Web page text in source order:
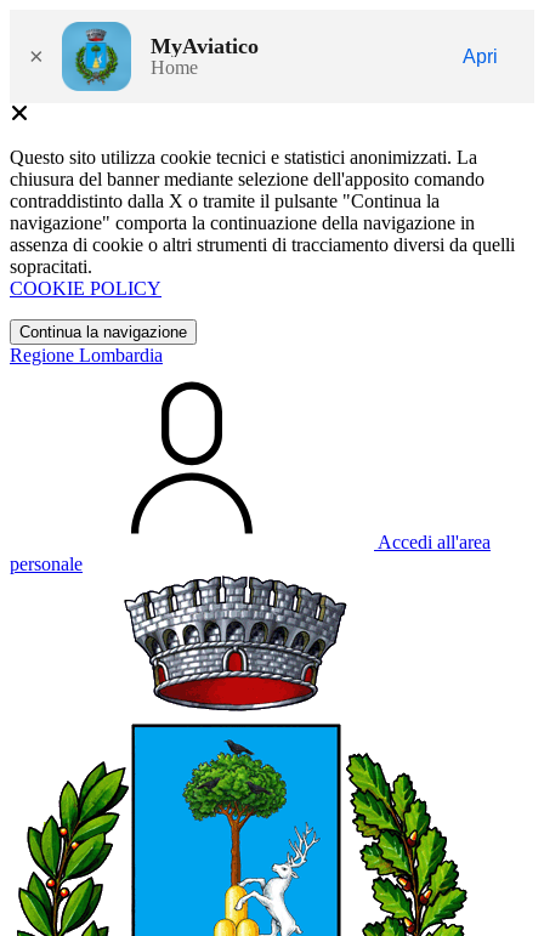
× MyAviatico
Home
Apri
Questo sito utilizza cookie tecnici e statistici anonimizzati. La
chiusura del banner mediante selezione dell'apposito comando
contraddistinto dalla X o tramite il pulsante "Continua la
navigazione" comporta la continuazione della navigazione in
assenza di cookie o altri strumenti di tracciamento diversi da quelli
sopracitati.
COOKIE POLICY
Continua la navigazione
Regione Lombardia
Accedi all'area
personale